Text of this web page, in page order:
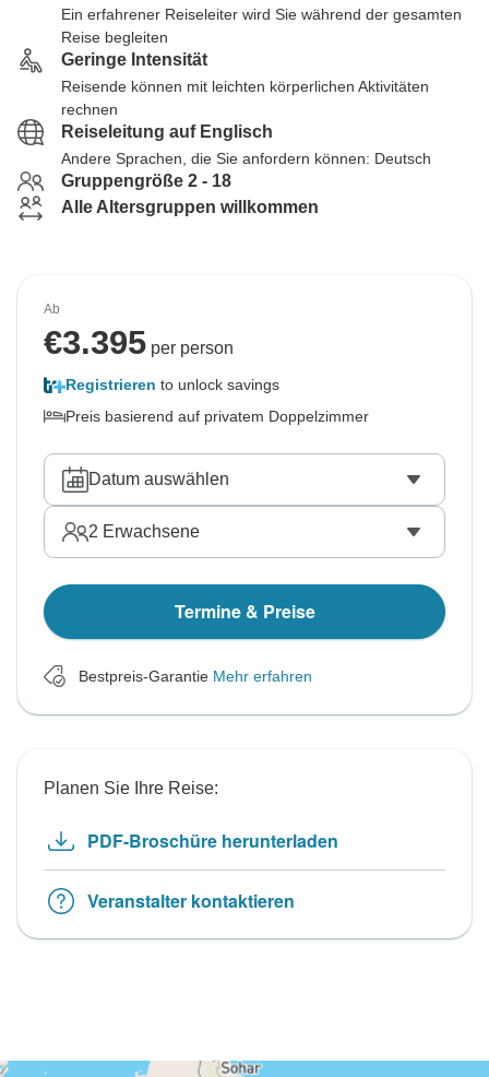
Ein erfahrener Reiseleiter wird Sie während der gesamten
Reise begleiten
Geringe Intensität
Reisende können mit leichten körperlichen Aktivitäten
rechnen
Reiseleitung auf Englisch
Andere Sprachen, die Sie anfordern können: Deutsch
Gruppengröße 2 - 18
Alle Altersgruppen willkommen
Ab
€3.395 per person
Registrieren to unlock savings
Preis basierend auf privatem Doppelzimmer
Datum auswählen
2 Erwachsene
Termine & Preise
Bestpreis-Garantie Mehr erfahren
Planen Sie Ihre Reise:
PDF-Broschüre herunterladen
Veranstalter kontaktieren